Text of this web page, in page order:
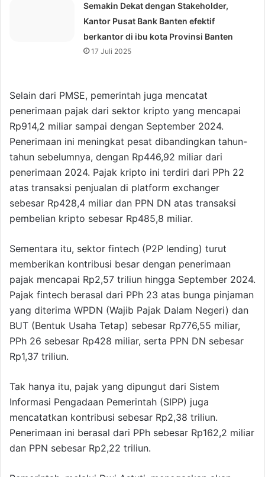
Semakin Dekat dengan Stakeholder,
Kantor Pusat Bank Banten efektif
berkantor di ibu kota Provinsi Banten
17 Juli 2025
Selain dari PMSE, pemerintah juga mencatat
penerimaan pajak dari sektor kripto yang mencapai
Rp914,2 miliar sampai dengan September 2024.
Penerimaan ini meningkat pesat dibandingkan tahun-
tahun sebelumnya, dengan Rp446,92 miliar dari
penerimaan 2024. Pajak kripto ini terdiri dari PPh 22
atas transaksi penjualan di platform exchanger
sebesar Rp428,4 miliar dan PPN DN atas transaksi
pembelian kripto sebesar Rp485,8 miliar.
Sementara itu, sektor fintech (P2P lending) turut
memberikan kontribusi besar dengan penerimaan
pajak mencapai Rp2,57 triliun hingga September 2024.
Pajak fintech berasal dari PPh 23 atas bunga pinjaman
yang diterima WPDN (Wajib Pajak Dalam Negeri) dan
BUT (Bentuk Usaha Tetap) sebesar Rp776,55 miliar,
PPh 26 sebesar Rp428 miliar, serta PPN DN sebesar
Rp1,37 triliun.
Tak hanya itu, pajak yang dipungut dari Sistem
Informasi Pengadaan Pemerintah (SIPP) juga
mencatatkan kontribusi sebesar Rp2,38 triliun.
Penerimaan ini berasal dari PPh sebesar Rp162,2 miliar
dan PPN sebesar Rp2,22 triliun.